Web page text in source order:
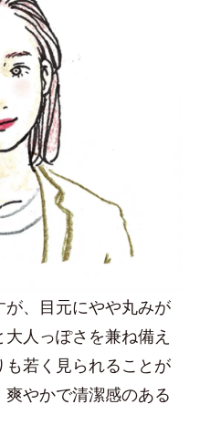
、目元にやや丸みが
人っぽさを兼ね備え
若く見られることが
やかで清潔感のある